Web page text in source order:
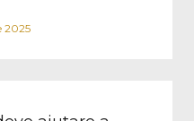
2025